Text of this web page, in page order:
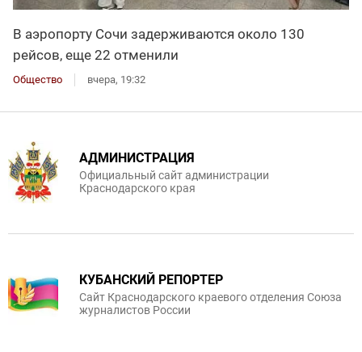
В аэропорту Сочи задерживаются около 130
рейсов, еще 22 отменили
Общество вчера, 19:32
АДМИНИСТРАЦИЯ
Официальный сайт администрации
Краснодарского края
КУБАНСКИЙ РЕПОРТЕР
Сайт Краснодарского краевого отделения Союза
журналистов России